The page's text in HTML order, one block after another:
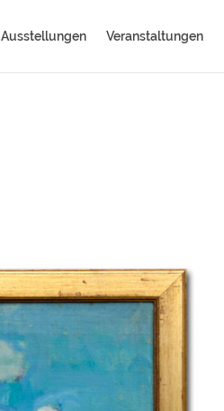
Ausstellungen Veranstaltungen